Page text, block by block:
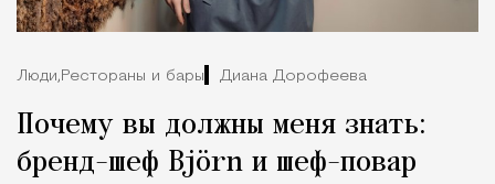
Люди, Рестораны и бары Диана Дорофеева
Почему вы должны меня знать:
бренд-шеф Björn и шеф-повар